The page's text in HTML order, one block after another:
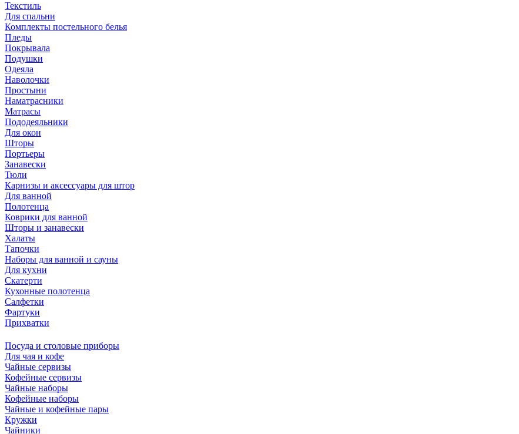
Текстиль
Для спальни
Комплекты постельного белья
Пледы
Покрывала
Подушки
Одеяла
Наволочки
Простыни
Наматрасники
Матрасы
Пододеяльники
Для окон
Шторы
Портьеры
Занавески
Тюли
Карнизы и аксессуары для штор
Для ванной
Полотенца
Коврики для ванной
Шторы и занавески
Халаты
Тапочки
Наборы для ванной и сауны
Для кухни
Скатерти
Кухонные полотенца
Салфетки
Фартуки
Прихватки
Посуда и столовые приборы
Для чая и кофе
Чайные сервизы
Кофейные сервизы
Чайные наборы
Кофейные наборы
Чайные и кофейные пары
Кружки
Чайники